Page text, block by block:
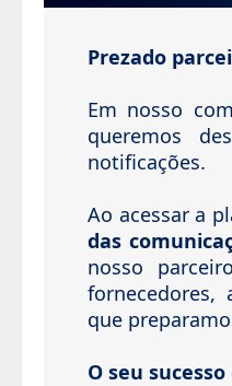
Prezado
Em nosso
queremos
notificações.
Ao acessar a
das
nosso
fornecedores,
que
O seu